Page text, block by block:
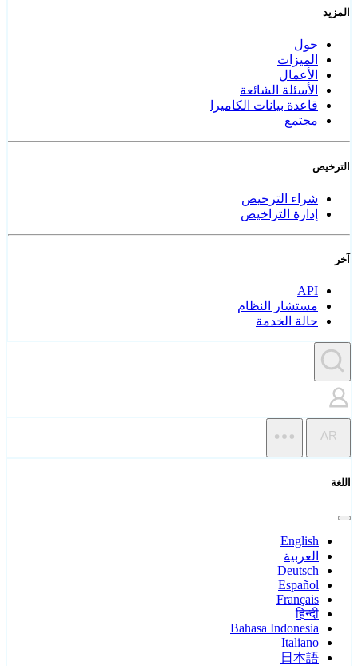
المزيد
حول
الميزات
الأعمال
الأسئلة الشائعة
قاعدة بيانات الكاميرا
مجتمع
الترخيص
شراء الترخيص
إدارة التراخيص
آخر
API
مستشار النظام
حالة الخدمة
AR
اللغة
English
العربية
Deutsch
Español
Français
हिन्दी
Bahasa Indonesia
Italiano
日本語